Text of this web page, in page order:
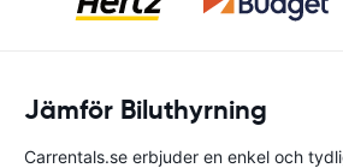
Jämför Biluthyrning
Carrentals.se erbjuder en enkel och